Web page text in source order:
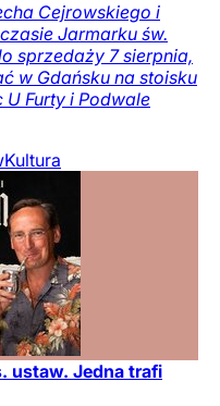
Cejrowskiego i
Jarmarku św.
sprzedaży 7 sierpnia,
w Gdańsku na stoisku
Furty i Podwale
Kultura
ustaw. Jedna trafi